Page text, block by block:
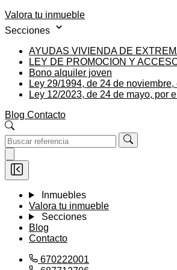
Valora tu inmueble
Secciones
AYUDAS VIVIENDA DE
LEY DE PROMOCION Y
Bono alquiler joven
Ley 29/1994, de 24 de
Ley 12/2023, de 24 de mayo, por
Blog Contacto
Inmuebles
Valora tu inmueble
Secciones
Blog
Contacto
670222001